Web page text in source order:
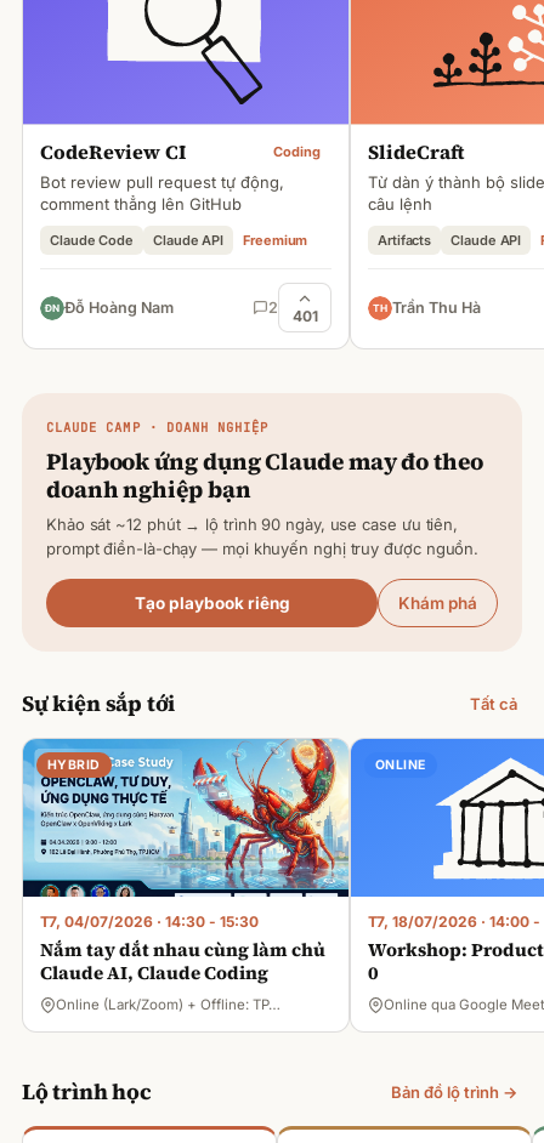
CodeReview CI Coding
Bot review pull request tự động,
comment thẳng lên GitHub
Claude Code Claude API Freemium
Đỗ Hoàng Nam 2 401
SlideCraft
Từ dàn ý thành bộ
câu lệnh
Artifacts Claude API
Trần Thu Hà
CLAUDE CAMP · DOANH NGHIỆP
Playbook ứng dụngClaudemay đo theo
doanh nghiệp bạn
Khảo sát ~12 phút → lộ trình 90 ngày, use case ưu tiên,
prompt điền-là-chạy — mọi khuyến nghị truy được nguồn.
Tạo playbook riêng Khám phá
Sự kiện sắp tới Tất cả
HYBRID
T7, 04/07/2026 · 14:30 - 15:30
Nắm tay dắt nhau cùng làm chủ
Claude AI, Claude Coding
Online (Lark/Zoom) + Offline: TP…
ONLINE
T7, 18/07/2026 · 14:00 -
Workshop:
0
Online qua Google Meet
Lộ trình học Bản đồ lộ trình →